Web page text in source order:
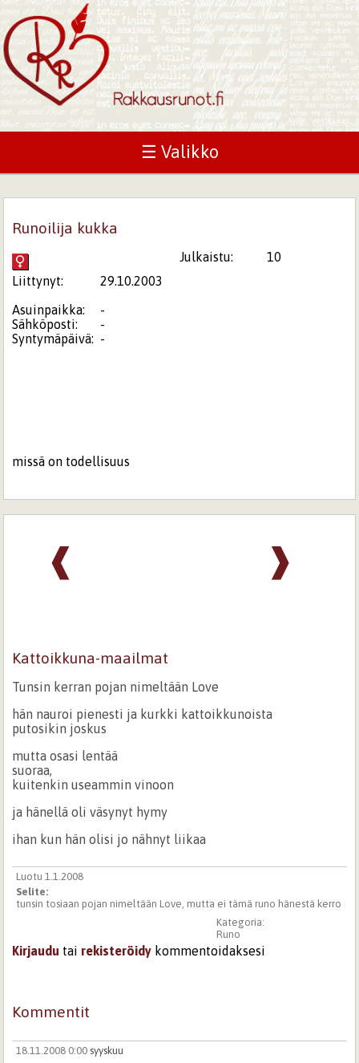
☰ Valikko
Runoilija kukka
Julkaistu:
10
Liittynyt:
29.10.2003
Asuinpaikka:
-
Sähköposti:
-
Syntymäpäivä: -
missä on todellisuus
❱
❰
Kattoikkuna-maailmat
Tunsin kerran pojan nimeltään Love
hän nauroi pienesti ja kurkki kattoikkunoista
putosikin joskus
mutta osasi lentää
suoraa,
kuitenkin useammin vinoon
ja hänellä oli väsynyt hymy
ihan kun hän olisi jo nähnyt liikaa
Luotu 1.1.2008
Selite:
tunsin tosiaan pojan nimeltään Love, mutta ei tämä runo hänestä kerro
Kategoria:
Runo
Kirjaudu tai rekisteröidy kommentoidaksesi
Kommentit
18.11.2008 0:00 syyskuu